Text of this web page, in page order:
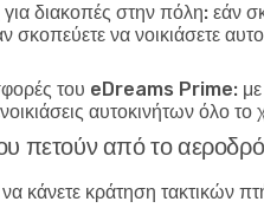
διακοπές στην πόλη: εάν
σκοπεύετε να νοικιάσετε
του eDreams Prime:
αυτοκινήτων όλο
πετούν από το
κάνετε κράτηση τακτικών